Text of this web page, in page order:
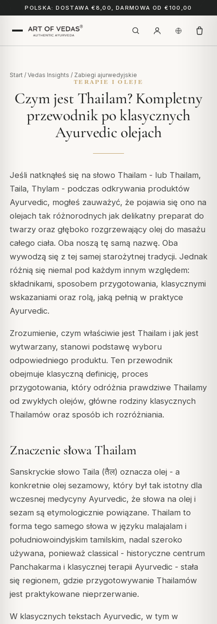
POLSKA: DOSTAWA €8,00, DARMOWA OD €100,00
Start / Vedas Insights / Zabiegi ajurwedyjskie
TERAPIE I OLEJE
Czym jest Thailam? Kompletny
przewodnik po klasycznych
Ayurvedic olejach
Jeśli natknąłeś się na słowo Thailam - lub Thailam,
Taila, Thylam - podczas odkrywania produktów
Ayurvedic, mogłeś zauważyć, że pojawia się ono na
olejach tak różnorodnych jak delikatny preparat do
twarzy oraz głęboko rozgrzewający olej do masażu
całego ciała. Oba noszą tę samą nazwę. Oba
wywodzą się z tej samej starożytnej tradycji. Jednak
różnią się niemal pod każdym innym względem:
składnikami, sposobem przygotowania, klasycznymi
wskazaniami oraz rolą, jaką pełnią w praktyce
Ayurvedic.
Zrozumienie, czym właściwie jest Thailam i jak jest
wytwarzany, stanowi podstawę wyboru
odpowiedniego produktu. Ten przewodnik
obejmuje klasyczną definicję, proces
przygotowania, który odróżnia prawdziwe Thailamy
od zwykłych olejów, główne rodziny klasycznych
Thailamów oraz sposób ich rozróżniania.
Znaczenie słowa Thailam
Sanskryckie słowo Taila (तैल) oznacza olej - a
konkretnie olej sezamowy, który był tak istotny dla
wczesnej medycyny Ayurvedic, że słowa na olej i
sezam są etymologicznie powiązane. Thailam to
forma tego samego słowa w języku malajalam i
południowoindyjskim tamilskim, nadal szeroko
używana, ponieważ classical - historyczne centrum
Panchakarma i klasycznej terapii Ayurvedic - stała
się regionem, gdzie przygotowywanie Thailamów
jest praktykowane nieprzerwanie.
W klasycznych tekstach Ayurvedic, w tym w